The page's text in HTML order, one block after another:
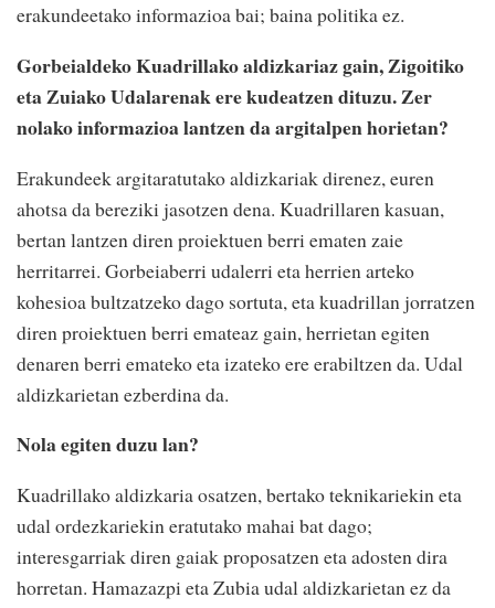
erakundeetako informazioa bai; baina politika ez.
Gorbeialdeko Kuadrillako aldizkariaz gain, Zigoitiko
eta Zuiako Udalarenak ere kudeatzen dituzu. Zer
nolako informazioa lantzen da argitalpen horietan?
Erakundeek argitaratutako aldizkariak direnez, euren
ahotsa da bereziki jasotzen dena. Kuadrillaren kasuan,
bertan lantzen diren proiektuen berri ematen zaie
herritarrei. Gorbeiaberri udalerri eta herrien arteko
kohesioa bultzatzeko dago sortuta, eta kuadrillan jorratzen
diren proiektuen berri emateaz gain, herrietan egiten
denaren berri emateko eta izateko ere erabiltzen da. Udal
aldizkarietan ezberdina da.
Nola egiten duzu lan?
Kuadrillako aldizkaria osatzen, bertako teknikariekin eta
udal ordezkariekin eratutako mahai bat dago;
interesgarriak diren gaiak proposatzen eta adosten dira
horretan. Hamazazpi eta Zubia udal aldizkarietan ez da